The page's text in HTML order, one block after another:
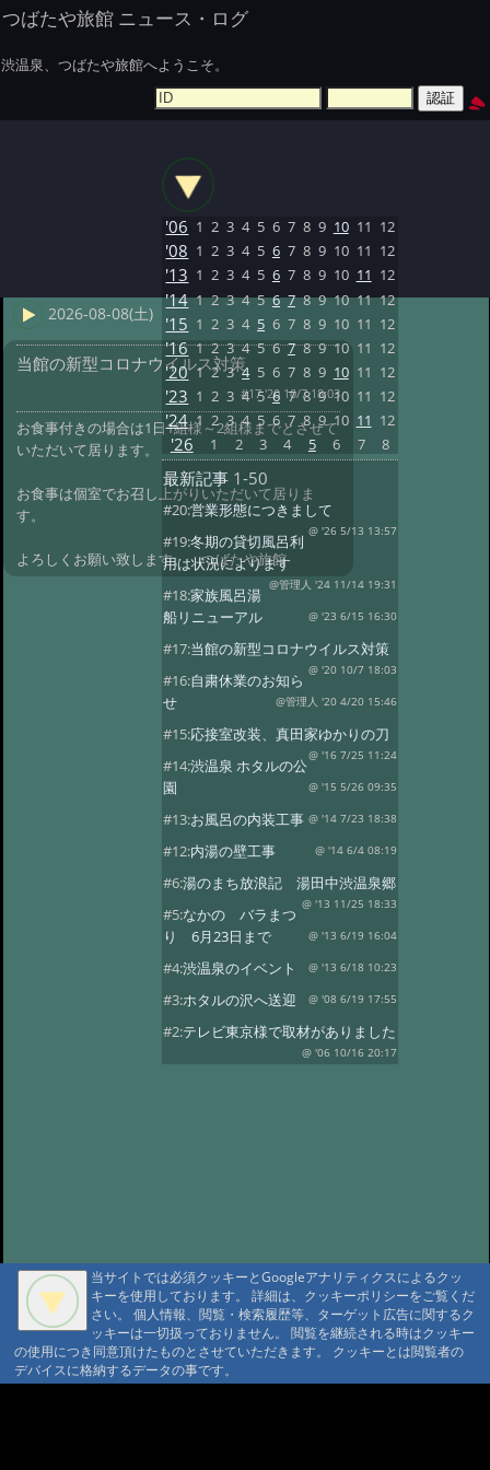
つばたや旅館 ニュース・ログ
渋温泉、つばたや旅館へようこそ。
2026-08-08(土)
当館の新型コロナウイルス対策
#17 '20 10/7 18:03
お食事付きの場合は1日1組様～2組様までとさせて
いただいて居ります。
お食事は個室でお召し上がりいただいて居りま
す。
よろしくお願い致します。 つばたや旅館
'06 1 2 3 4 5 6 7 8 9 10 11 12
'08 1 2 3 4 5 6 7 8 9 10 11 12
'13 1 2 3 4 5 6 7 8 9 10 11 12
'14 1 2 3 4 5 6 7 8 9 10 11 12
'15 1 2 3 4 5 6 7 8 9 10 11 12
'16 1 2 3 4 5 6 7 8 9 10 11 12
'20 1 2 3 4 5 6 7 8 9 10 11 12
'23 1 2 3 4 5 6 7 8 9 10 11 12
'24 1 2 3 4 5 6 7 8 9 10 11 12
'26 1 2 3 4 5 6 7 8
最新記事 1-50
#20:営業形態につきまして
@ '26 5/13 13:57
#19:冬期の貸切風呂利
用は状況によります
@管理人 '24 11/14 19:31
#18:家族風呂湯
船リニューアル
@ '23 6/15 16:30
#17:当館の新型コロナウイルス対策
@ '20 10/7 18:03
#16:自粛休業のお知ら
せ
@管理人 '20 4/20 15:46
#15:応接室改装、真田家ゆかりの刀
@ '16 7/25 11:24
#14:渋温泉 ホタルの公
園
@ '15 5/26 09:35
#13:お風呂の内装工事 @ '14 7/23 18:38
#12:内湯の壁工事 @ '14 6/4 08:19
#6:湯のまち放浪記 湯田中渋温泉郷
@ '13 11/25 18:33
#5:なかの バラまつ
り 6月23日まで
@ '13 6/19 16:04
#4:渋温泉のイベント @ '13 6/18 10:23
#3:ホタルの沢へ送迎 @ '08 6/19 17:55
#2:テレビ東京様で取材がありました
@ '06 10/16 20:17
当サイトでは必須クッキーとGoogleアナリティクスによるクッ
キーを使用しております。 詳細は、クッキーポリシーをご覧くだ
さい。 個人情報、閲覧・検索履歴等、ターゲット広告に関するク
ッキーは一切扱っておりません。 閲覧を継続される時はクッキー
の使用につき同意頂けたものとさせていただきます。 クッキーとは閲覧者の
デバイスに格納するデータの事です。